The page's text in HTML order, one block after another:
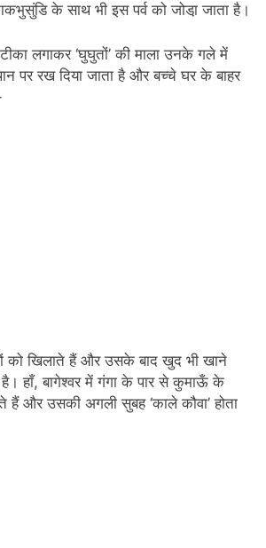
के साथ भी इस पर्व को जोडा़ जाता है।
लगाकर ‘घुघुतों’ की माला उनके गले में
पर रख दिया जाता है और बच्चे घर के बाहर
खिलाते हैं और उसके बाद खुद भी खाने
हाँ, बागेश्वर में गंगा के पार से कुमाऊँ के
हैं और उसकी अगली सुबह ‘काले कौवा’ होता